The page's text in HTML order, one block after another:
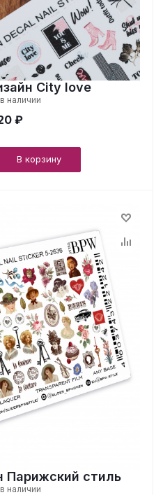
City love
наличии
₽
В корзину
Парижский стиль
наличии